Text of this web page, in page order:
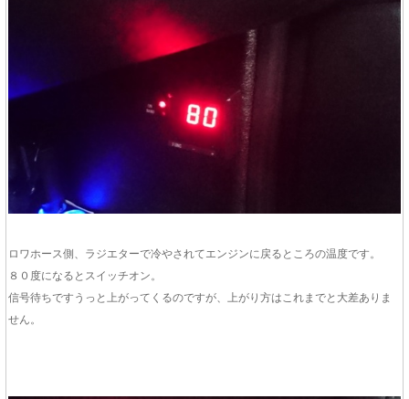
ロワホース側、ラジエターで冷やされてエンジンに戻るところの温度です。
８０度になるとスイッチオン。
信号待ちですうっと上がってくるのですが、上がり方はこれまでと大差ありま
せん。